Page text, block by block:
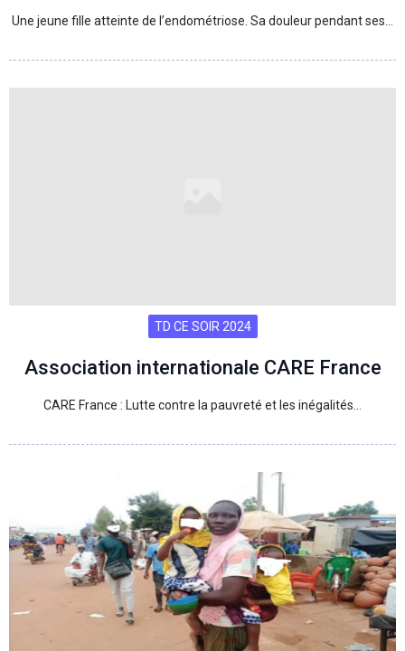
Une jeune fille atteinte de l’endométriose. Sa douleur pendant ses…
TD CE SOIR 2024
Association internationale CARE France
CARE France : Lutte contre la pauvreté et les inégalités…